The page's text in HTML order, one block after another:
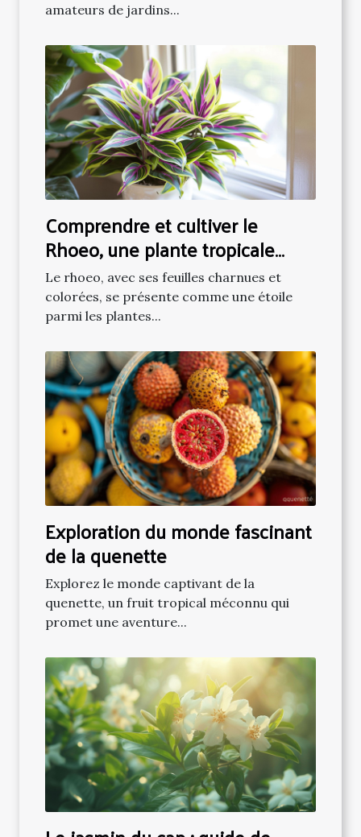
amateurs de jardins...
Comprendre et cultiver le
Rhoeo, une plante tropicale
populaire
Le rhoeo, avec ses feuilles charnues et
colorées, se présente comme une étoile
parmi les plantes...
Exploration du monde fascinant
de la quenette
Explorez le monde captivant de la
quenette, un fruit tropical méconnu qui
promet une aventure...